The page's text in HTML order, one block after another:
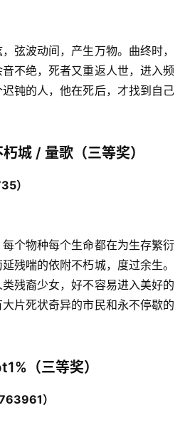
弦波动间，产生万物。曲终时，
不绝，死者又重返人世，进入频
钝的人，他在死后，才找到自己
城 / 量歌（三等奖）
）
个物种每个生命都在为生存繁衍
残喘的依附不朽城，度过余生。
残裔少女，好不容易进入美好的
片死状奇异的市民和永不停歇的
（三等奖）
）